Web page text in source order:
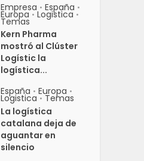
Empresa • España •
Europa • Logistica •
Temas
Kern Pharma
mostró al Clúster
Logístic la
logística...
España • Europa •
Logistica • Temas
La logística
catalana deja de
aguantar en
silencio